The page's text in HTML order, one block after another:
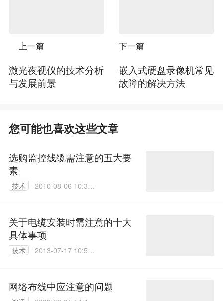
上一篇
激光夜视仪的技术分析
与发展前景
下一篇
嵌入式硬盘录像机常见
故障的解决方法
您可能也喜欢这些文章
选购监控线缆需注意的五大要
素
技术
2010-08-06 10:39:
关于电缆安装时需注意的十大
具体事项
技术
2013-07-17 10:55:
网络布线中应注意的问题